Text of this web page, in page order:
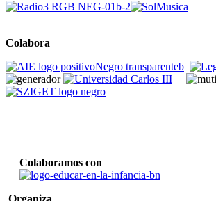
Colabora
Colaboramos con